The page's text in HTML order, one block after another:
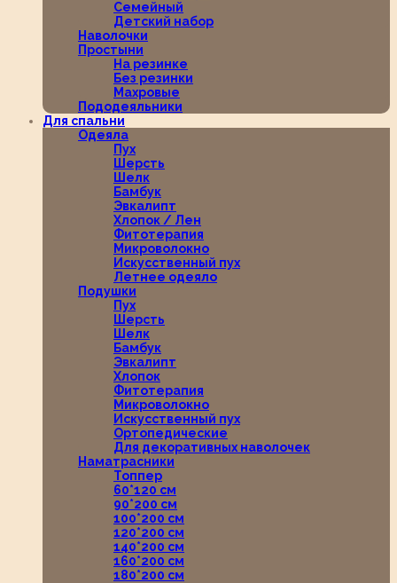
Семейный
Детский набор
Наволочки
Простыни
На резинке
Без резинки
Махровые
Пододеяльники
Для спальни
Одеяла
Пух
Шерсть
Шелк
Бамбук
Эвкалипт
Хлопок / Лен
Фитотерапия
Микроволокно
Искусственный пух
Летнее одеяло
Подушки
Пух
Шерсть
Шелк
Бамбук
Эвкалипт
Хлопок
Фитотерапия
Микроволокно
Искусственный пух
Ортопедические
Для декоративных наволочек
Наматрасники
Топпер
60*120 см
90*200 см
100*200 см
120*200 см
140*200 см
160*200 см
180*200 см